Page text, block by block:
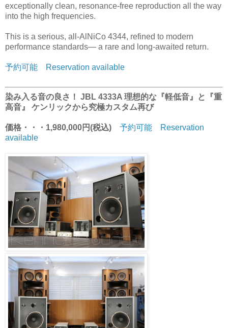
exceptionally clean, resonance-free reproduction all the way
into the high frequencies.
This is a serious, all-AlNiCo 4344, refined to modern
performance standards— a rare and long-awaited return.
予約可能 Reservation available
染み入る音の良さ！ JBL 4333A 理想的な『軽低音』と『重
高音』 ケンリックから究極カスタム再び
価格・・・1,980,000円(税込)
予約可能 Reservation
available